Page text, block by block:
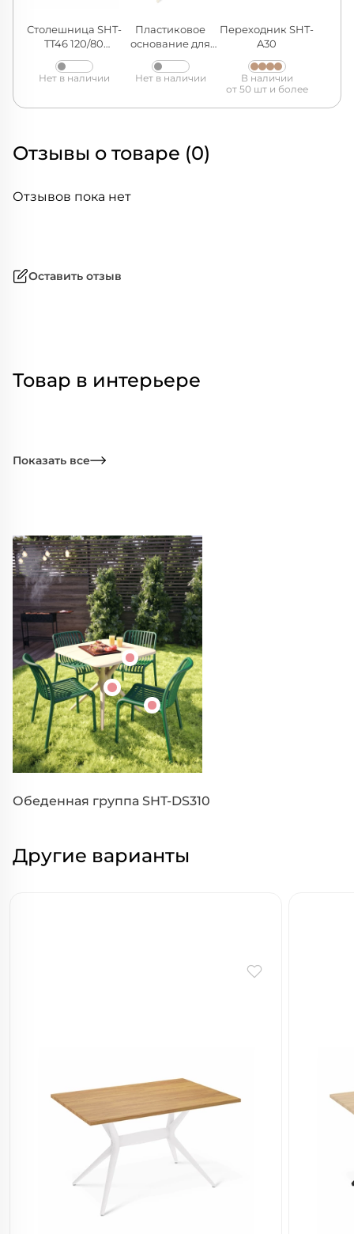
Столешница SHT-
TT46 120/80
ВЕРЗАЛИТ
Нет в наличии
Пластиковое
основание для
стола SHT-TU30
Нет в наличии
Переходник SHT-
A30
В наличии
от 50 шт и более
Отзывы о товаре (0)
Отзывов пока нет
Оставить отзыв
Товар в интерьере
Показать все
Обеденная группа SHT-DS310
Другие варианты